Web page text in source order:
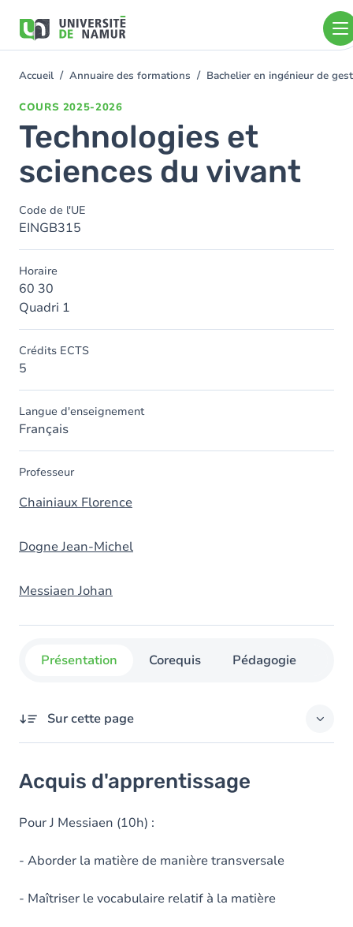
contenu
You
Accueil Annuaire des formations Bachelier en ingénieur de
COURS 2025-2026
Technologies et
sciences du vivant
Code de l'UE
EINGB315
Horaire
60 30
Quadri 1
Crédits ECTS
5
Langue d'enseignement
Français
Professeur
Chainiaux Florence
Dogne Jean-Michel
Messiaen Johan
Présentation Corequis Pédagogie
Sur cette page
Objectifs
Contenu
Table des matières
Acquis d'apprentissage
Pour J Messiaen (10h) :
- Aborder la matière de manière transversale
- Maîtriser le vocabulaire relatif à la matière